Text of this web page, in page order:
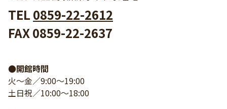
TEL 0859-22-2612
FAX 0859-22-2637
●開館時間
火～金／9:00～19:00
土日祝／10:00～18:00